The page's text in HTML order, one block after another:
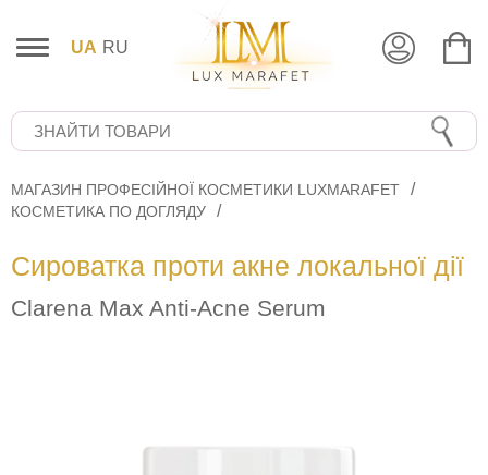
UA RU
МАГАЗИН ПРОФЕСІЙНОЇ КОСМЕТИКИ LUXMARAFET
КОСМЕТИКА ПО ДОГЛЯДУ
Сироватка проти акне локальної дії
Сlarena Max Anti-Acne Serum